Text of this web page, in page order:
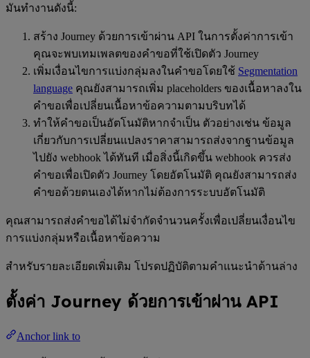
มันทำงานดังนี้:
สร้าง Journey ด้วยการเข้าผ่าน API ในการตั้งค่าการเข้า
คุณจะพบเทมเพลตของคำขอที่ใช้เปิดตัว Journey
เพิ่มเงื่อนไขการแบ่งกลุ่มลงในคำขอโดยใช้ Segmentation
language คุณยังสามารถเพิ่ม placeholders ของเนื้อหาลงใน
คำขอเพื่อเปลี่ยนเนื้อหาข้อความตามบริบทได้
ทำให้คำขอเป็นอัตโนมัติหากจำเป็น ตัวอย่างเช่น ข้อมูล
เกี่ยวกับการเปลี่ยนแปลงราคาสามารถส่งจากฐานข้อมูล
ไปยัง webhook ได้ทันที เมื่อสิ่งนี้เกิดขึ้น webhook ควรส่ง
คำขอเพื่อเปิดตัว Journey โดยอัตโนมัติ คุณยังสามารถส่ง
คำขอด้วยตนเองได้หากไม่ต้องการระบบอัตโนมัติ
คุณสามารถส่งคำขอได้ไม่จำกัดจำนวนครั้งเพื่อเปลี่ยนเงื่อนไข
การแบ่งกลุ่มหรือเนื้อหาข้อความ
สำหรับรายละเอียดเพิ่มเติม โปรดปฏิบัติตามคำแนะนำด้านล่าง
ตั้งค่า Journey ด้วยการเข้าผ่าน API
Anchor link to